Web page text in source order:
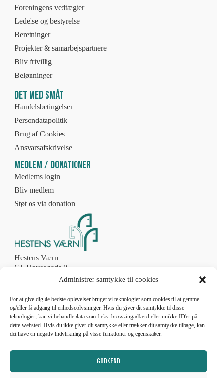
Administrer samtykke til cookies
For at give dig de bedste oplevelser bruger vi teknologier som cookies til at gemme
og/eller få adgang til enhedsoplysninger. Hvis du giver dit samtykke til disse
teknologier, kan vi behandle data som f.eks. browsingadfærd eller unikke ID'er på
dette websted. Hvis du ikke giver dit samtykke eller trækker dit samtykke tilbage, kan
det have en negativ indvirkning på visse funktioner og egenskaber.
Godkend
Foreningens vedtægter
Ledelse og bestyrelse
Beretninger
Projekter & samarbejspartnere
Bliv frivillig
Belønninger
Det med småt
Handelsbetingelser
Persondatapolitik
Brug af Cookies
Ansvarsafskrivelse
Medlem / Donationer
Medlems login
Bliv medlem
Støt os via donation
Hestens Værn
Gl. Hovedgade 8
2970 Hørsholm
post@hestens-vaern.dk
CVR nr. 56787011
Telefonen er åben
man-fre 10.00 – 13.00
lukket weekend og helligdage